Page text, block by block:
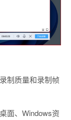
制质量和录制帧
面、Windows资